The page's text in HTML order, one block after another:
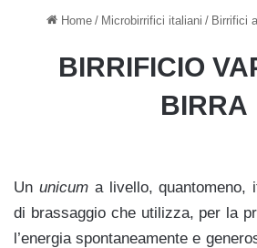
Home / Microbirrifici italiani / Birrifici
BIRRIFICIO
BIRRA
Un unicuma livello, quantomeno,
di brassaggio che utilizza, per la
l’energia spontaneamente e